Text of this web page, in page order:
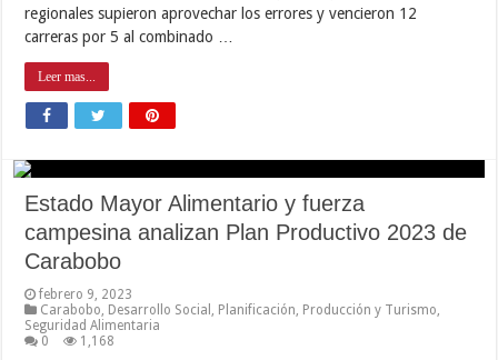
regionales supieron aprovechar los errores y vencieron 12
carreras por 5 al combinado …
Leer mas...
Estado Mayor Alimentario y fuerza
campesina analizan Plan Productivo 2023 de
Carabobo
febrero 9, 2023
Carabobo Desarrollo Social Planificación Producción y Turismo
Seguridad Alimentaria
0
1,168